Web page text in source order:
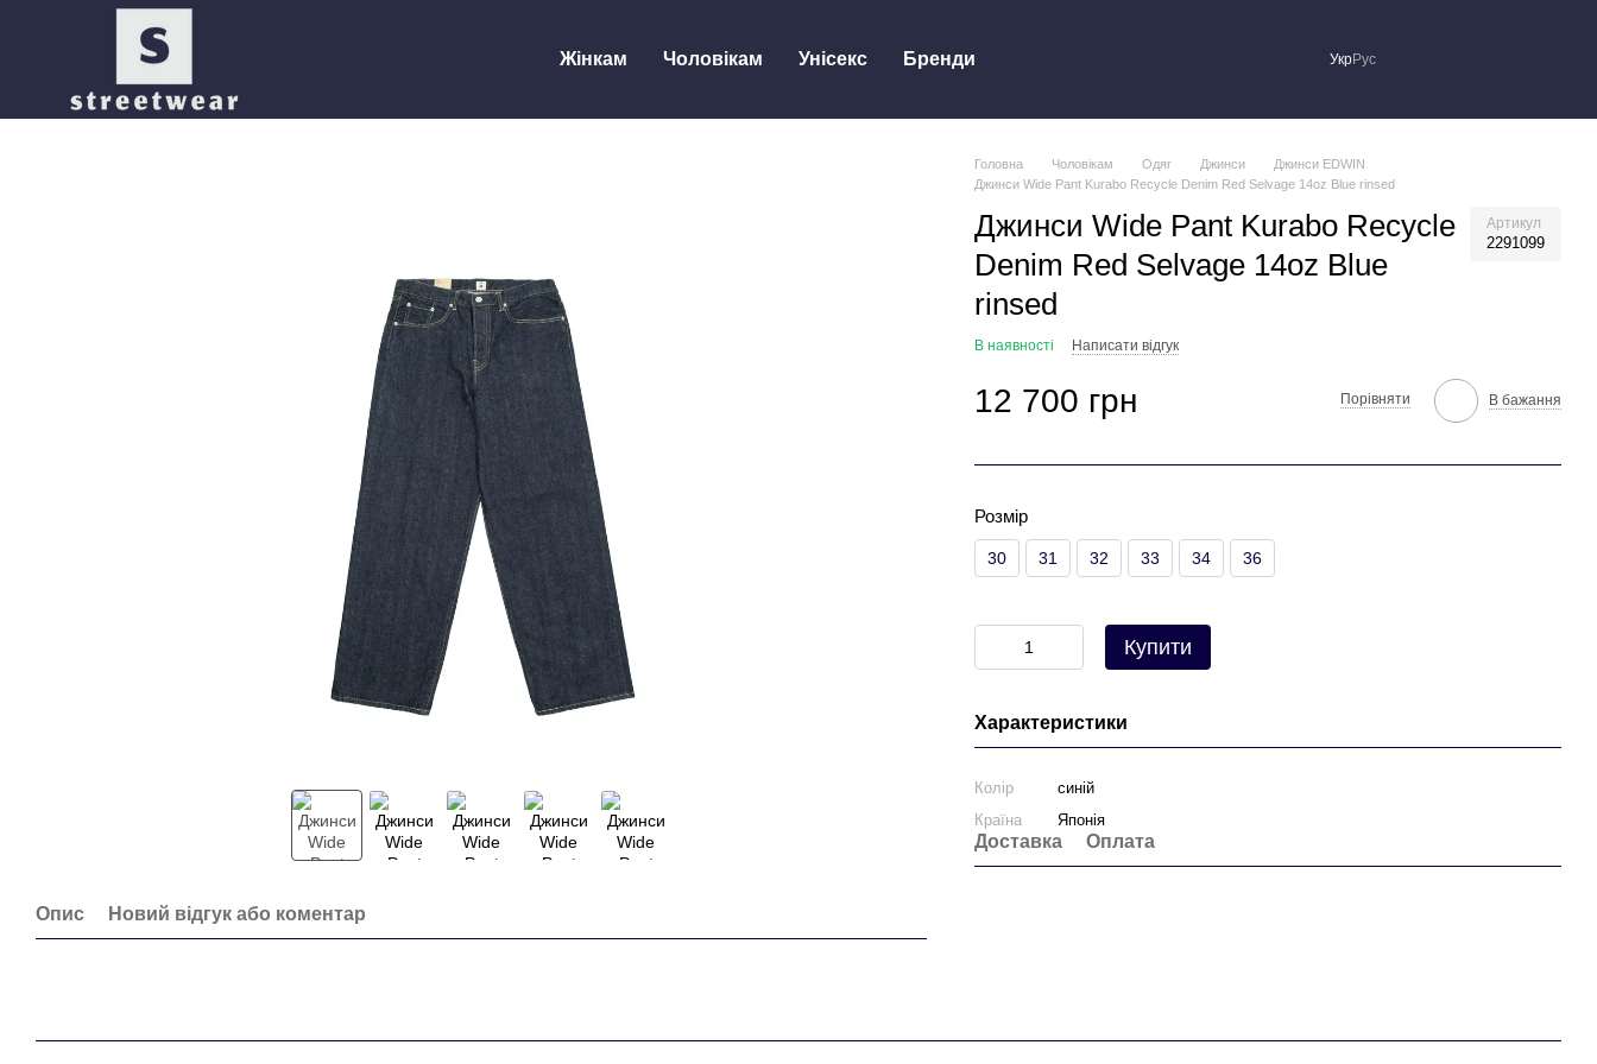
Жінкам Чоловікам Унісекс Бренди УкрРус
Опис Новий відгук або коментар
Головна Чоловікам Одяг Джинси
Джинси EDWIN
Джинси Wide Pant Kurabo Recycle Denim Red Selvage 14oz Blue rinsed
Джинси Wide Pant Kurabo Recycle
Denim Red Selvage 14oz Blue
rinsed
Артикул
2291099
В наявності Написати відгук
12 700 грн Порівняти В бажання
Розмір
30 31 32 33 34 36
Купити
Характеристики
Колір
синій
Країна
Японія
Доставка Оплата